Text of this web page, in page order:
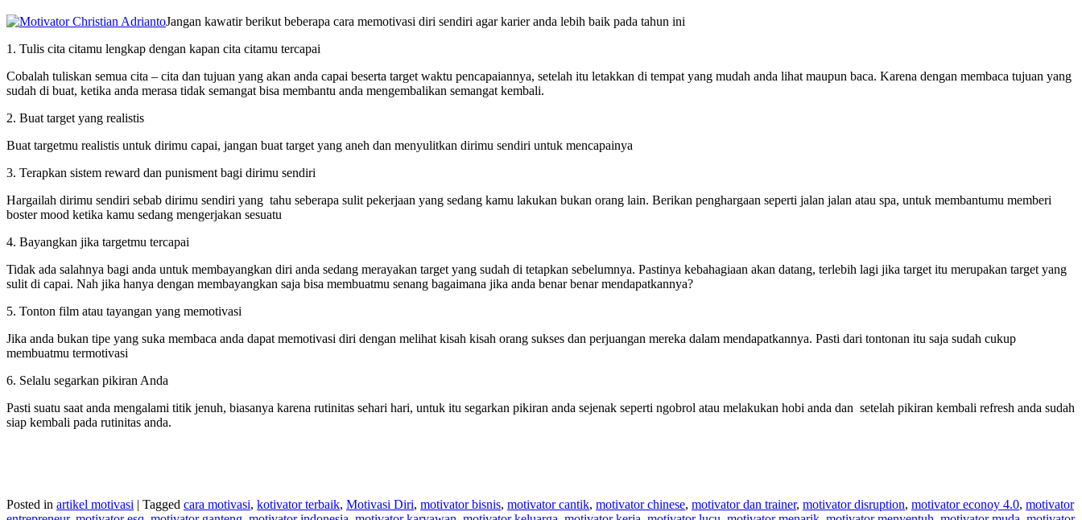
Jangan kawatir berikut beberapa cara memotivasi diri sendiri agar karier anda lebih baik pada tahun ini
1. Tulis cita citamu lengkap dengan kapan cita citamu tercapai
Cobalah tuliskan semua cita – cita dan tujuan yang akan anda capai beserta target waktu pencapaiannya, setelah itu letakkan di tempat yang mudah anda lihat maupun baca. Karena dengan membaca tujuan yang
sudah di buat, ketika anda merasa tidak semangat bisa membantu anda mengembalikan semangat kembali.
2. Buat target yang realistis
Buat targetmu realistis untuk dirimu capai, jangan buat target yang aneh dan menyulitkan dirimu sendiri untuk mencapainya
3. Terapkan sistem reward dan punisment bagi dirimu sendiri
Hargailah dirimu sendiri sebab dirimu sendiri yang tahu seberapa sulit pekerjaan yang sedang kamu lakukan bukan orang lain. Berikan penghargaan seperti jalan jalan atau spa, untuk membantumu memberi
boster mood ketika kamu sedang mengerjakan sesuatu
4. Bayangkan jika targetmu tercapai
Tidak ada salahnya bagi anda untuk membayangkan diri anda sedang merayakan target yang sudah di tetapkan sebelumnya. Pastinya kebahagiaan akan datang, terlebih lagi jika target itu merupakan target yang
sulit di capai. Nah jika hanya dengan membayangkan saja bisa membuatmu senang bagaimana jika anda benar benar mendapatkannya?
5. Tonton film atau tayangan yang memotivasi
Jika anda bukan tipe yang suka membaca anda dapat memotivasi diri dengan melihat kisah kisah orang sukses dan perjuangan mereka dalam mendapatkannya. Pasti dari tontonan itu saja sudah cukup
membuatmu termotivasi
6. Selalu segarkan pikiran Anda
Pasti suatu saat anda mengalami titik jenuh, biasanya karena rutinitas sehari hari, untuk itu segarkan pikiran anda sejenak seperti ngobrol atau melakukan hobi anda dan setelah pikiran kembali refresh anda sudah
siap kembali pada rutinitas anda.
Posted in artikel motivasi | Tagged cara motivasi, kotivator terbaik, Motivasi Diri, motivator bisnis, motivator cantik, motivator chinese, motivator dan trainer, motivator disruption, motivator econoy 4.0, motivator